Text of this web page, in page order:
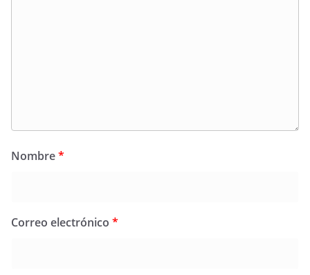
Nombre*
Correo electrónico *